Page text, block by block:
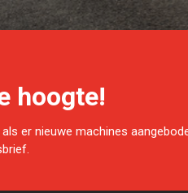
hoogte!
er nieuwe machines